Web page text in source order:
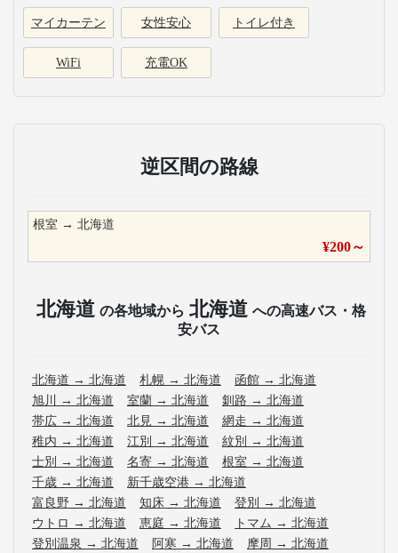
マイカーテン 女性安心 トイレ付き
WiFi 充電OK
逆区間の路線
根室 → 北海道
¥200～
北海道 の各地域から 北海道 への高速バス・格
安バス
北海道 → 北海道 札幌 → 北海道 函館 → 北海道
旭川
→ 北海道 室蘭 → 北海道 釧路 → 北海道
帯広 → 北海道 北見 → 北海道 網走 → 北海道
稚内 → 北海道 江別 → 北海道 紋別 → 北海道
士別 → 北海道 名寄 → 北海道 根室 → 北海道
千歳 → 北海道 新千歳空港 → 北海道
富良野 → 北海道 知床 → 北海道 登別 → 北海道
ウトロ → 北海道 恵庭 → 北海道 トマム → 北海道
登別温泉 → 北海道 阿寒 → 北海道 摩周 → 北海道